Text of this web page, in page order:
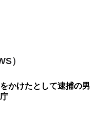
）
かけたとして逮捕の男